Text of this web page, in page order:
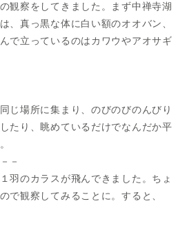
観察をしてきました。まず中禅寺湖
、真っ黒な体に白い額のオオバン、
で立っているのはカワウやアオサギ
じ場所に集まり、のびのびのんびり
たり、眺めているだけでなんだか平
－
羽のカラスが飛んできました。ちょ
で観察してみることに。すると、